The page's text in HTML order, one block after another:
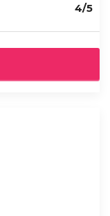
4/5